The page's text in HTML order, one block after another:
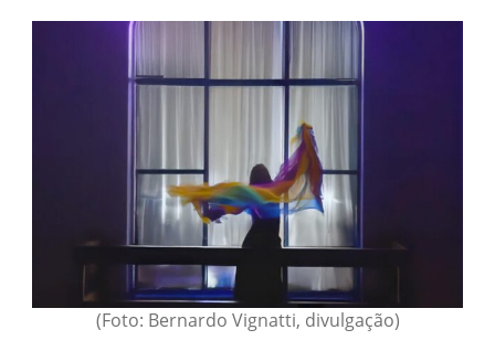
(Foto: Bernardo Vignatti, divulgação)